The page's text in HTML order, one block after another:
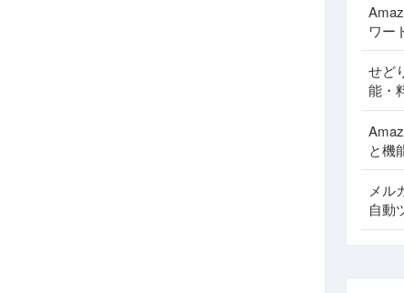
ワー
せど
能・
と機
メル
自動